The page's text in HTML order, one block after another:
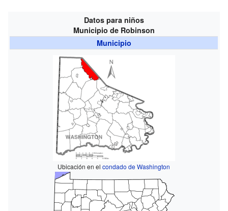
Datos para niños
Municipio de Robinson
Municipio
Ubicación en elcondado de Washington